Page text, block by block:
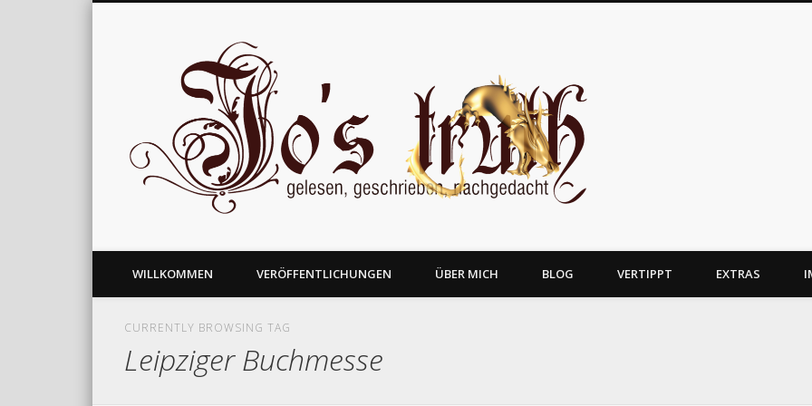
gelesen, geschrieben und nachgedacht
WILLKOMMEN VERÖFFENTLICHUNGEN ÜBER MICH BLOG VERTIPPT EXTRAS
CURRENTLY BROWSING TAG
Leipziger Buchmesse